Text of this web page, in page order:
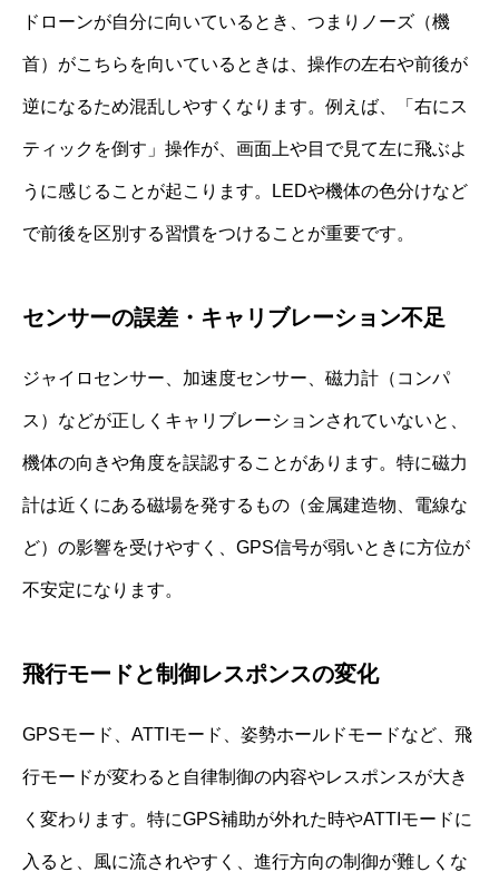
ドローンが自分に向いているとき、つまりノーズ（機
首）がこちらを向いているときは、操作の左右や前後が
逆になるため混乱しやすくなります。例えば、「右にス
ティックを倒す」操作が、画面上や目で見て左に飛ぶよ
うに感じることが起こります。LEDや機体の色分けなど
で前後を区別する習慣をつけることが重要です。
センサーの誤差・キャリブレーション不足
ジャイロセンサー、加速度センサー、磁力計（コンパ
ス）などが正しくキャリブレーションされていないと、
機体の向きや角度を誤認することがあります。特に磁力
計は近くにある磁場を発するもの（金属建造物、電線な
ど）の影響を受けやすく、GPS信号が弱いときに方位が
不安定になります。
飛行モードと制御レスポンスの変化
GPSモード、ATTIモード、姿勢ホールドモードなど、飛
行モードが変わると自律制御の内容やレスポンスが大き
く変わります。特にGPS補助が外れた時やATTIモードに
入ると、風に流されやすく、進行方向の制御が難しくな